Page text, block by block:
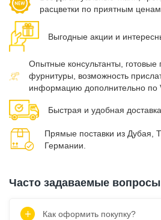
расцветки по приятным ценам.
Выгодные акции и
Опытные консультанты, готовые
фурнитуры, возможность
информацию дополнительно по
Быстрая и удобная
Прямые поставки из Дубая,
Германии.
Часто задаваемые
Как оформить покупку?